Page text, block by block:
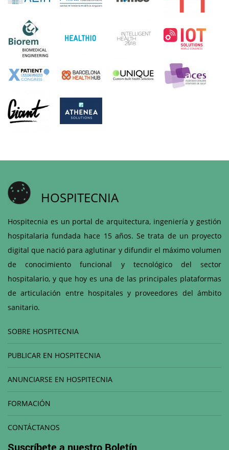
HOSPITECNIA
Hospitecnia es un portal de arquitectura, ingeniería y gestión
hospitalaria fundada hace 15 años. Se trata de un proyecto
digital que nació para aglutinar y difundir el máximo volumen
de conocimiento funcional y tecnológico del sector
hospitalario, y que hoy es una de las principales plataformas
de articulación entre hospitales y proveedores del ámbito
sanitario.
SOBRE HOSPITECNIA
PUBLICAR EN HOSPITECNIA
ANUNCIARSE EN HOSPITECNIA
FORMACIÓN
CONTÁCTANOS
Suscríbete a nuestro Boletín